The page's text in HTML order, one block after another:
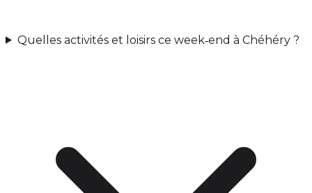
Quelles activités et loisirs ce week‑end à Chéhéry ?